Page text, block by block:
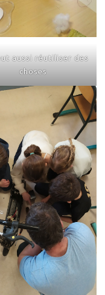
aussi réutiliser des
choses